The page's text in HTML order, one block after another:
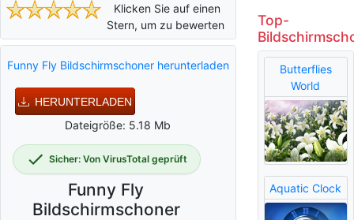
Klicken Sie auf einen
Stern, um zu bewerten
Funny Fly Bildschirmschoner herunterladen
HERUNTERLADEN
Dateigröße: 5.18 Mb
Sicher: Von VirusTotal geprüft
Funny Fly
Bildschirmschoner
Top-
Butterflies
World
Aquatic Clock